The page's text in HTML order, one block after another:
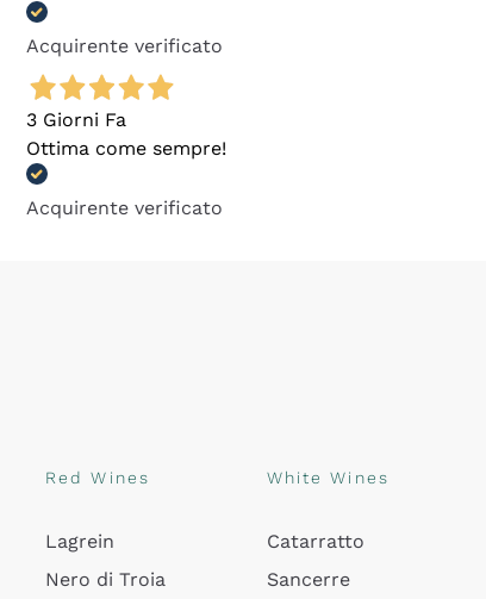
Acquirente verificato
3 Giorni Fa
Ottima come sempre!
Acquirente verificato
Red Wines
Lagrein
Nero di Troia
White Wines
Catarratto
Sancerre